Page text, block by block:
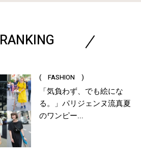
RANKING
( FASHION )
「気負わず、でも絵にな
る。」パリジェンヌ流真夏
のワンピー...